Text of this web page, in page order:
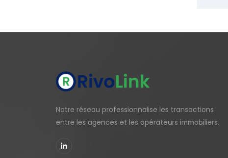
Notre réseau professionnalise les transactions
entre les agences et les opérateurs immobiliers.